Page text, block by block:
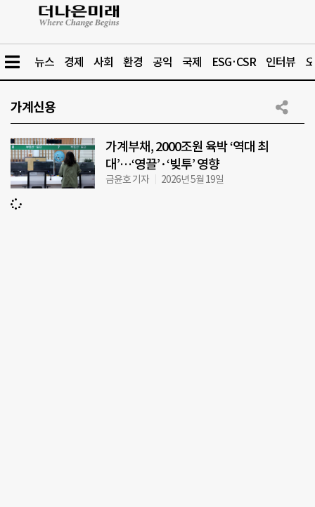
뉴스 경제 사회 환경 공익 국제 ESG·CSR 인터뷰
가계신용
가계부채, 2000조원 육박 ‘역대 최
대’…‘영끌’·‘빚투’ 영향
금윤호 기자 2026년 5월 19일